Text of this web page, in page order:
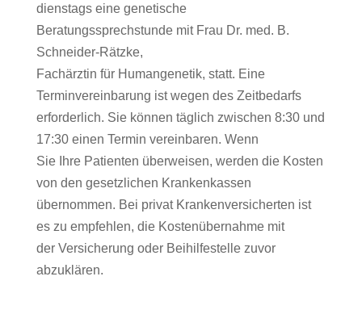
dienstags eine genetische
Beratungssprechstunde mit Frau Dr. med. B.
Schneider-Rätzke,
Fachärztin für Humangenetik, statt. Eine
Terminvereinbarung ist wegen des Zeitbedarfs
erforderlich. Sie können täglich zwischen 8:30 und
17:30 einen Termin vereinbaren. Wenn
Sie Ihre Patienten überweisen, werden die Kosten
von den gesetzlichen Krankenkassen
übernommen. Bei privat Krankenversicherten ist
es zu empfehlen, die Kostenübernahme mit
der Versicherung oder Beihilfestelle zuvor
abzuklären.